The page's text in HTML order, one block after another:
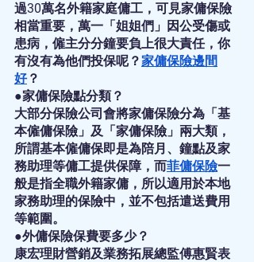
過30萬名外籍家庭傭工，可見家傭保險
相當重要，萬一「姐姐們」因公受傷或
患病，僱主分分鐘要負上很大責任，你
有沒有為他們投保呢？家傭保險邊間
好？
●家傭保險點分類？
大部分保險公司會將家傭保險分為「基
本僱傭保險」及「家傭保險」兩大類，
所謂基本僱傭保即是為陪月、鐘點及家
務助理等傭工提供保障，而菲傭保險一
般是指全職外籍家傭，所以適用於本地
家務助理的保險中，並不包括遣送費用
等範圍。
●外傭保險保費要多少？
康宏理財營銷及業務拓展總監傅惠賢表